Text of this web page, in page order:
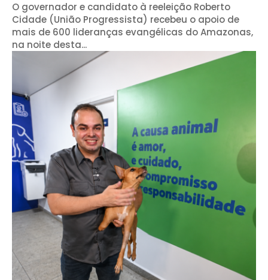
O governador e candidato à reeleição Roberto
Cidade (União Progressista) recebeu o apoio de
mais de 600 lideranças evangélicas do Amazonas,
na noite desta...